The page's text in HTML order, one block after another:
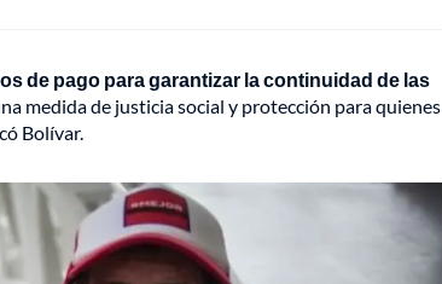
de pago para garantizar la continuidad de las
medida de justicia social y protección para quienes
Bolívar.